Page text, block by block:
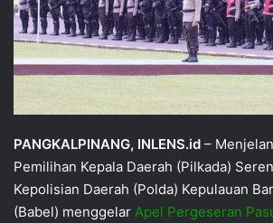
PANGKALPINANG, INLENS.id –
Pemilihan Kepala Daerah (Pilkada)
Kepolisian Daerah (Polda) Kepulauan
(Babel) menggelar Apel Pergeseran